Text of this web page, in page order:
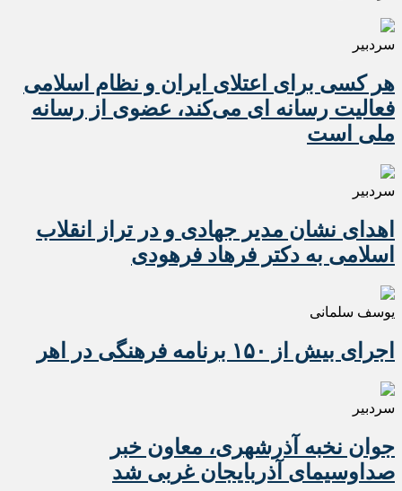
سردبیر
هر کسی برای اعتلای ایران و نظام اسلامی
فعالیت رسانه ای می‌کند، عضوی از رسانه
ملی است
سردبیر
اهدای نشان مدیر جهادی و در تراز انقلاب
اسلامی به دکتر فرهاد فرهودی
یوسف سلمانی
اجرای بیش از ۱۵۰ برنامه فرهنگی در اهر
سردبیر
جوان نخبه آذرشهری، معاون خبر
صداوسیمای آذربایجان غربی شد